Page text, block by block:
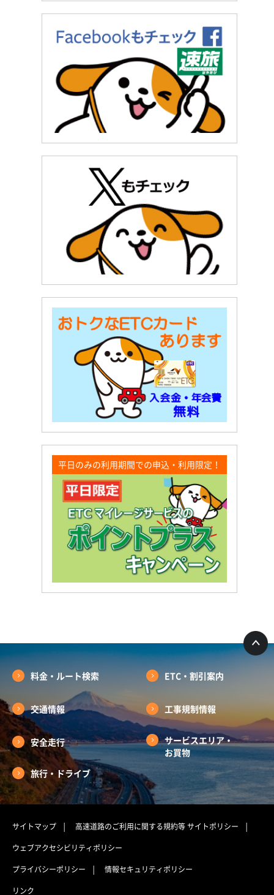
平日のみの利用期間での申込・利用限定！
料金・ルート検索 ETC・割引案内
交通情報 工事規制情報
安全走行
サービスエリア・
お買物
旅行・ドライブ
サイトマップ 高速道路のご利用に関する規約等サイトポリシー
ウェブアクセシビリティポリシー
プライバシーポリシー
情報セキュリティポリシー
リンク